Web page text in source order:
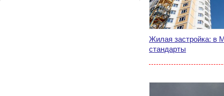
Жилая застройка: в
стандарты